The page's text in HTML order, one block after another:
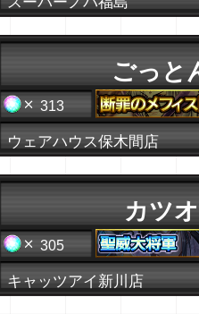
ごっと
313
ウェアハウス保木間店
カツオ
305
キャッツアイ新川店